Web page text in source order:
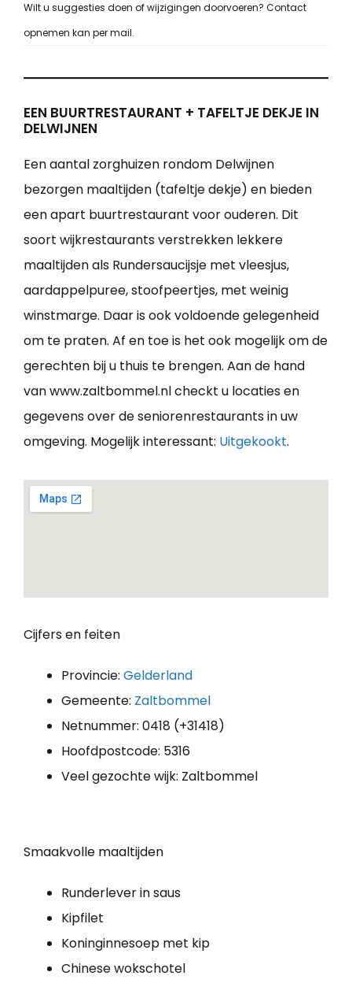
Wilt u suggesties doen of wijzigingen doorvoeren? Contact
opnemen kan per mail.
EEN BUURTRESTAURANT + TAFELTJE DEKJE IN
DELWIJNEN
Een aantal zorghuizen rondom Delwijnen
bezorgen maaltijden (tafeltje dekje) en bieden
een apart buurtrestaurant voor ouderen. Dit
soort wijkrestaurants verstrekken lekkere
maaltijden als Rundersaucijsje met vleesjus,
aardappelpuree, stoofpeertjes, met weinig
winstmarge. Daar is ook voldoende gelegenheid
om te praten. Af en toe is het ook mogelijk om de
gerechten bij u thuis te brengen. Aan de hand
van www.zaltbommel.nl checkt u locaties en
gegevens over de seniorenrestaurants in uw
omgeving. Mogelijk interessant: Uitgekookt.
Cijfers en feiten
Provincie: Gelderland
Gemeente: Zaltbommel
Netnummer: 0418 (+31418)
Hoofdpostcode: 5316
Veel gezochte wijk: Zaltbommel
Smaakvolle maaltijden
Runderlever in saus
Kipfilet
Koninginnesoep met kip
Chinese wokschotel